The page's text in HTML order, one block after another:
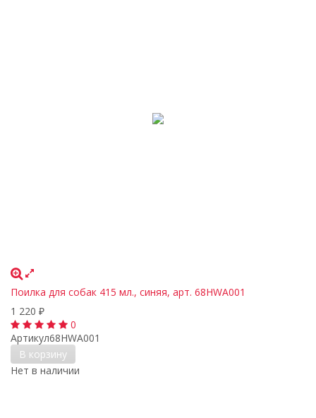
Поилка для собак 415 мл., синяя, арт. 68HWA001
1 220 ₽
0
Артикул68HWA001
В корзину
Нет в наличии